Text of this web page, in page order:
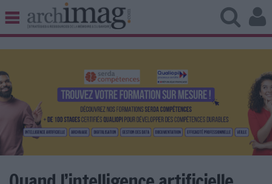
BIBLIOTHÈQUE ÉDITION
UNIVERS DATA
TRAVAIL COLLABORATIF
VIE NUMÉRIQUE
NUMÉRIQUE RESPONSABLE